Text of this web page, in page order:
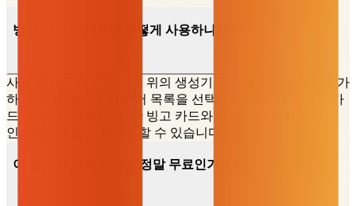
빙고 카드 생성기는 어떻게 사용하나요?
사용 방법은 간단합니다. 위의 생성기로 스크롤해 단어를 추가
하고, 템플릿이나 AI 단어 목록을 선택하세요. 격자 크기와 카
드 수를 설정하면 고유한 빙고 카드와 진행자 목록이 포함된
인쇄용 PDF를 다운로드할 수 있습니다.
이 빙고 카드 생성기는 정말 무료인가요?